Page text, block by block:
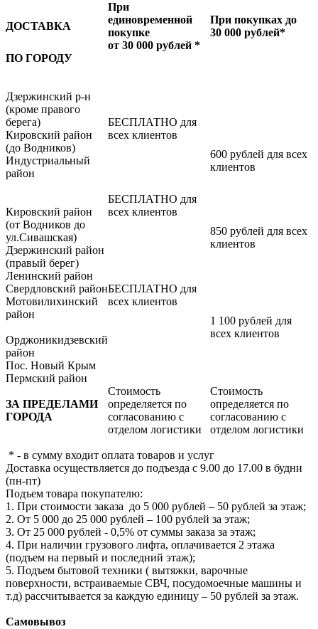
ДОСТАВКА
При
единовременной
покупке
от 30 000 рублей *
При покупках до
30 000 рублей*
ПО ГОРОДУ
Дзержинский р-н
(кроме правого
берега)
Кировский район
(до Водников)
Индустриальный
район
Кировский район
(от Водников до
ул.Сивашская)
Дзержинский район
(правый берег)
Ленинский район
Свердловский район
Мотовилихинский
район
Орджоникидзевский
район
Пос. Новый Крым
Пермский район
БЕСПЛАТНО для
всех клиентов
БЕСПЛАТНО для
всех клиентов
БЕСПЛАТНО для
всех клиентов
600 рублей для всех
клиентов
850 рублей для всех
клиентов
1 100 рублей для
всех клиентов
ЗА ПРЕДЕЛАМИ
ГОРОДА
Стоимость
определяется по
согласованию с
отделом логистики
Стоимость
определяется по
согласованию с
отделом логистики
* - в сумму входит оплата товаров и услуг
Доставка осуществляется до подъезда с 9.00 до 17.00 в будни
(пн-пт)
Подъем товара покупателю:
1. При стоимости заказа до 5 000 рублей – 50 рублей за этаж;
2. От 5 000 до 25 000 рублей – 100 рублей за этаж;
3. От 25 000 рублей - 0,5% от суммы заказа за этаж;
4. При наличии грузового лифта, оплачивается 2 этажа
(подъем на первый и последний этаж);
5. Подъем бытовой техники ( вытяжки, варочные
поверхности, встраиваемые СВЧ, посудомоечные машины и
т.д) рассчитывается за каждую единицу – 50 рублей за этаж.
Самовывоз